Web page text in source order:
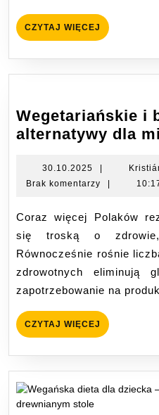
CZYTAJ WIĘCEJ CZYTAJ
WIĘCEJ
Wegetariańskie i
alternatywy dla
30.10.2025 30.10.2025
Brak komentarzy
Coraz więcej Polaków rezygnuje z mięsa, kierując
się troską o
Równocześnie rośnie
zdrowotnych eliminują
zapotrzebowanie na
CZYTAJ WIĘCEJ CZYTAJ
WIĘCEJ